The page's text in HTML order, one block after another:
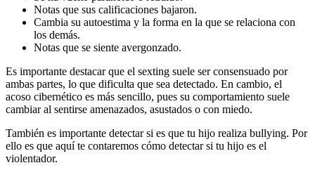
Notas que sus calificaciones bajaron.
Cambia su autoestima y la forma en la que se relaciona con
los demás.
Notas que se siente avergonzado.
Es importante destacar que el sexting suele ser consensuado por
ambas partes, lo que dificulta que sea detectado. En cambio, el
acoso cibernético es más sencillo, pues su comportamiento suele
cambiar al sentirse amenazados, asustados o con miedo.
También es importante detectar si es que tu hijo realiza bullying. Por
ello es que aquí te contaremos cómo detectar si tu hijo es el
violentador.